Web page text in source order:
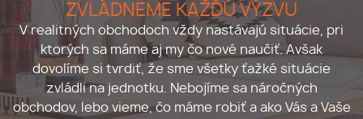
ZVLÁDNEME KAŽĎÚ VÝZVU
V realitných obchodoch vždy nastávajú situácie, pri
ktorých sa máme aj my čo nové naučiť. Avšak
dovolíme si tvrdiť, že sme všetky ťažké situácie
zvládli na jednotku. Nebojíme sa náročných
obchodov, lebo vieme, čo máme robiť a ako Vás a Vaše